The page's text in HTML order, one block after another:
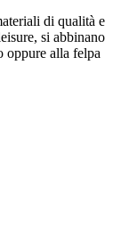
di qualità e
si abbinano
oppure alla felpa